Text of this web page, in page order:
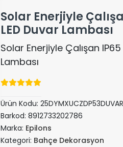
Solar Enerjiyle
LED Duvar Lambası
Solar Enerjiyle Çalışan
Lambası
Ürün Kodu:
Barkod:8912733202786
Marka: Epilons
Kategori: Bahçe Dekorasyon